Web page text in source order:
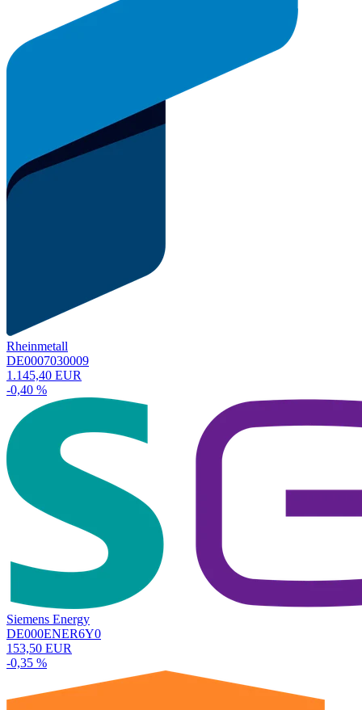
Rheinmetall
DE0007030009
1.145,40 EUR
-0,40 %
Siemens Energy
DE000ENER6Y0
153,50 EUR
-0,35 %